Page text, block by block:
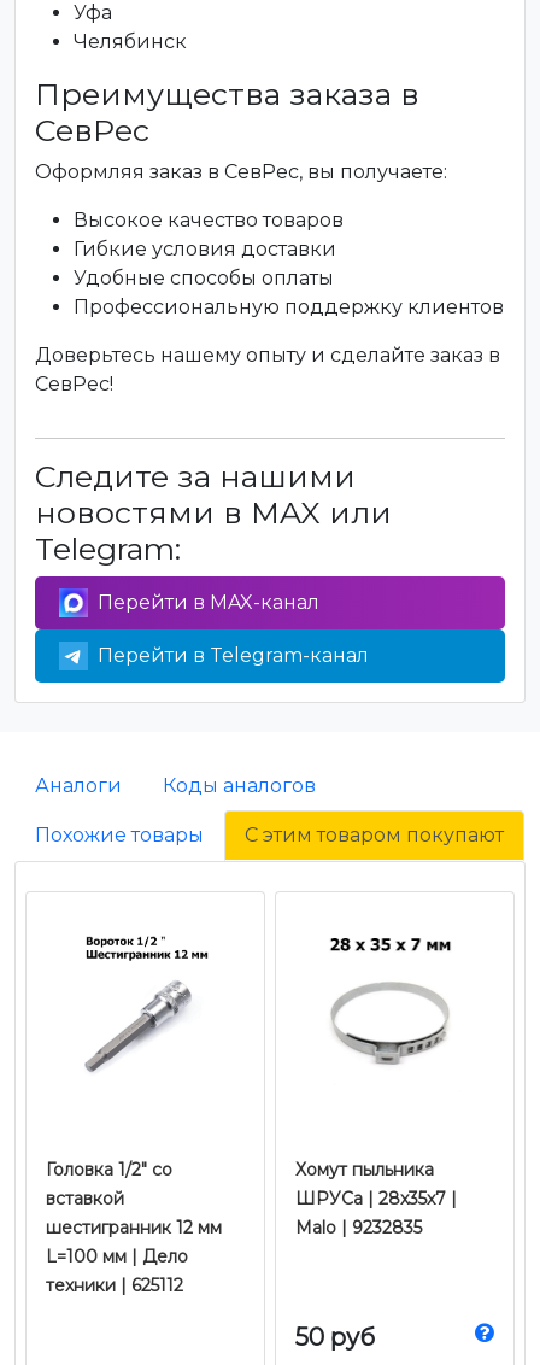
Уфа
Челябинск
Преимущества заказа в
СевРес
Оформляя заказ в СевРес, вы получаете:
Высокое качество товаров
Гибкие условия доставки
Удобные способы оплаты
Профессиональную поддержку клиентов
Доверьтесь нашему опыту и сделайте заказ в
СевРес!
Следите за нашими
новостями в MAX или
Telegram:
Перейти в MAX-канал
Перейти в Telegram-канал
Аналоги Коды аналогов
Похожие товары С этим товаром покупают
Головка 1/2" со
вставкой
шестигранник 12 мм
L=100 мм | Дело
техники | 625112
Хомут пыльника
ШРУСа | 28x35x7 |
Malo | 9232835
50 руб